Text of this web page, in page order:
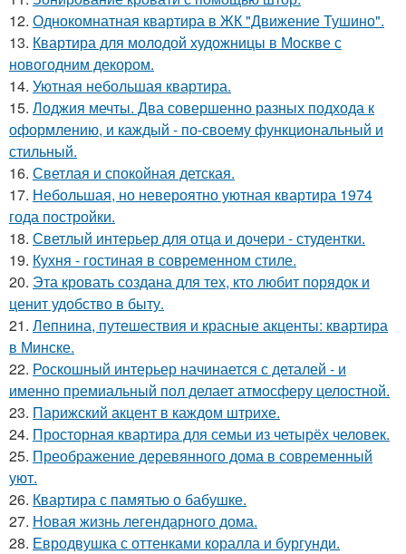
12. Однокомнатная квартира в ЖК "Движение Тушино".
13. Квартира для молодой художницы в Москве с
новогодним декором.
14. Уютная небольшая квартира.
15. Лоджия мечты. Два совершенно разных подхода к
оформлению, и каждый - по-своему функциональный и
стильный.
16. Светлая и спокойная детская.
17. Небольшая, но невероятно уютная квартира 1974
года постройки.
18. Светлый интерьер для отца и дочери - студентки.
19. Кухня - гостиная в современном стиле.
20. Эта кровать создана для тех, кто любит порядок и
ценит удобство в быту.
21. Лепнина, путешествия и красные акценты: квартира
в Минске.
22. Роскошный интерьер начинается с деталей - и
именно премиальный пол делает атмосферу целостной.
23. Парижский акцент в каждом штрихе.
24. Просторная квартира для семьи из четырёх человек.
25. Преображение деревянного дома в современный
уют.
26. Квартира с памятью о бабушке.
27. Новая жизнь легендарного дома.
28. Евродвушка с оттенками коралла и бургунди.